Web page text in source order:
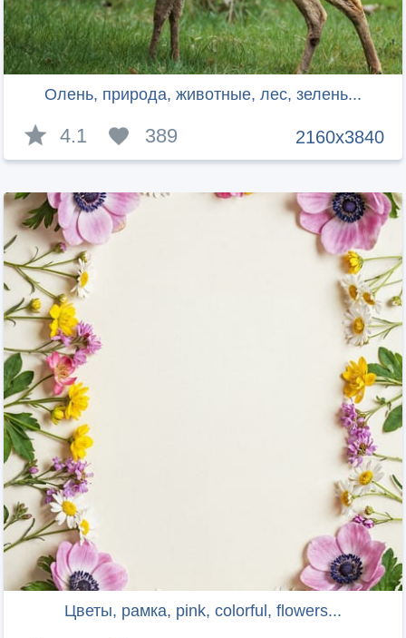
Олень, природа, животные, лес, зелень...
2160x3840
4.1 389
Цветы, рамка, pink, colorful, flowers...